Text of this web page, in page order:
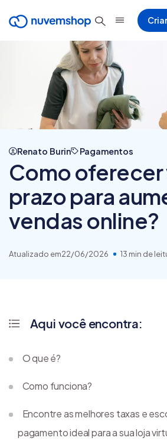
Renato Burin Pagamentos
Como oferecer
prazo para
vendas online?
Atualizado em22/06/2026 13 min de
Aqui você encontra:
O que é?
Como funciona?
Encontre as melhores taxas e
pagamento ideal para a sua loja